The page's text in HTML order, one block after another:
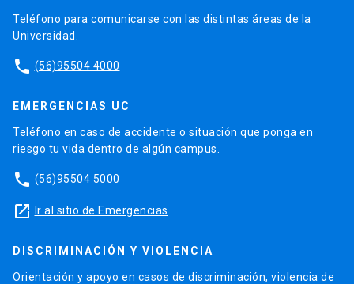
Teléfono para comunicarse con las distintas áreas de la
Universidad.
phone (56)95504 4000
EMERGENCIAS UC
Teléfono en caso de accidente o situación que ponga en
riesgo tu vida dentro de algún campus.
phone (56)95504 5000
launch Ir al sitio de Emergencias
DISCRIMINACIÓN Y VIOLENCIA
Orientación y apoyo en casos de discriminación, violencia de